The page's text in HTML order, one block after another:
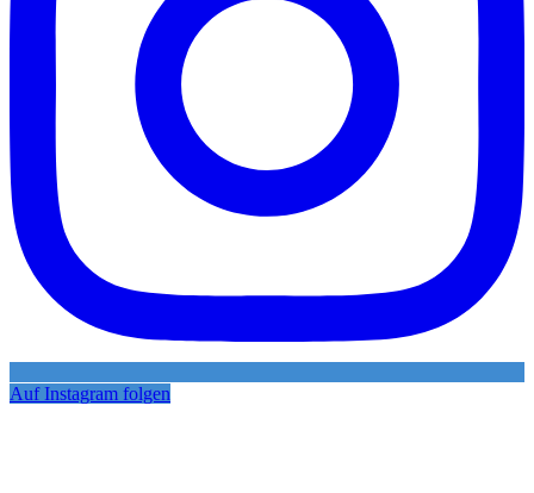
Auf Instagram folgen